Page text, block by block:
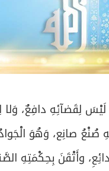
لِقَضآئِهِ دافِعٌ، وَلا
صُنْعُ صانِع، وَهُوَ
وأَتْقَنَ بِحِكْمَتِهِ